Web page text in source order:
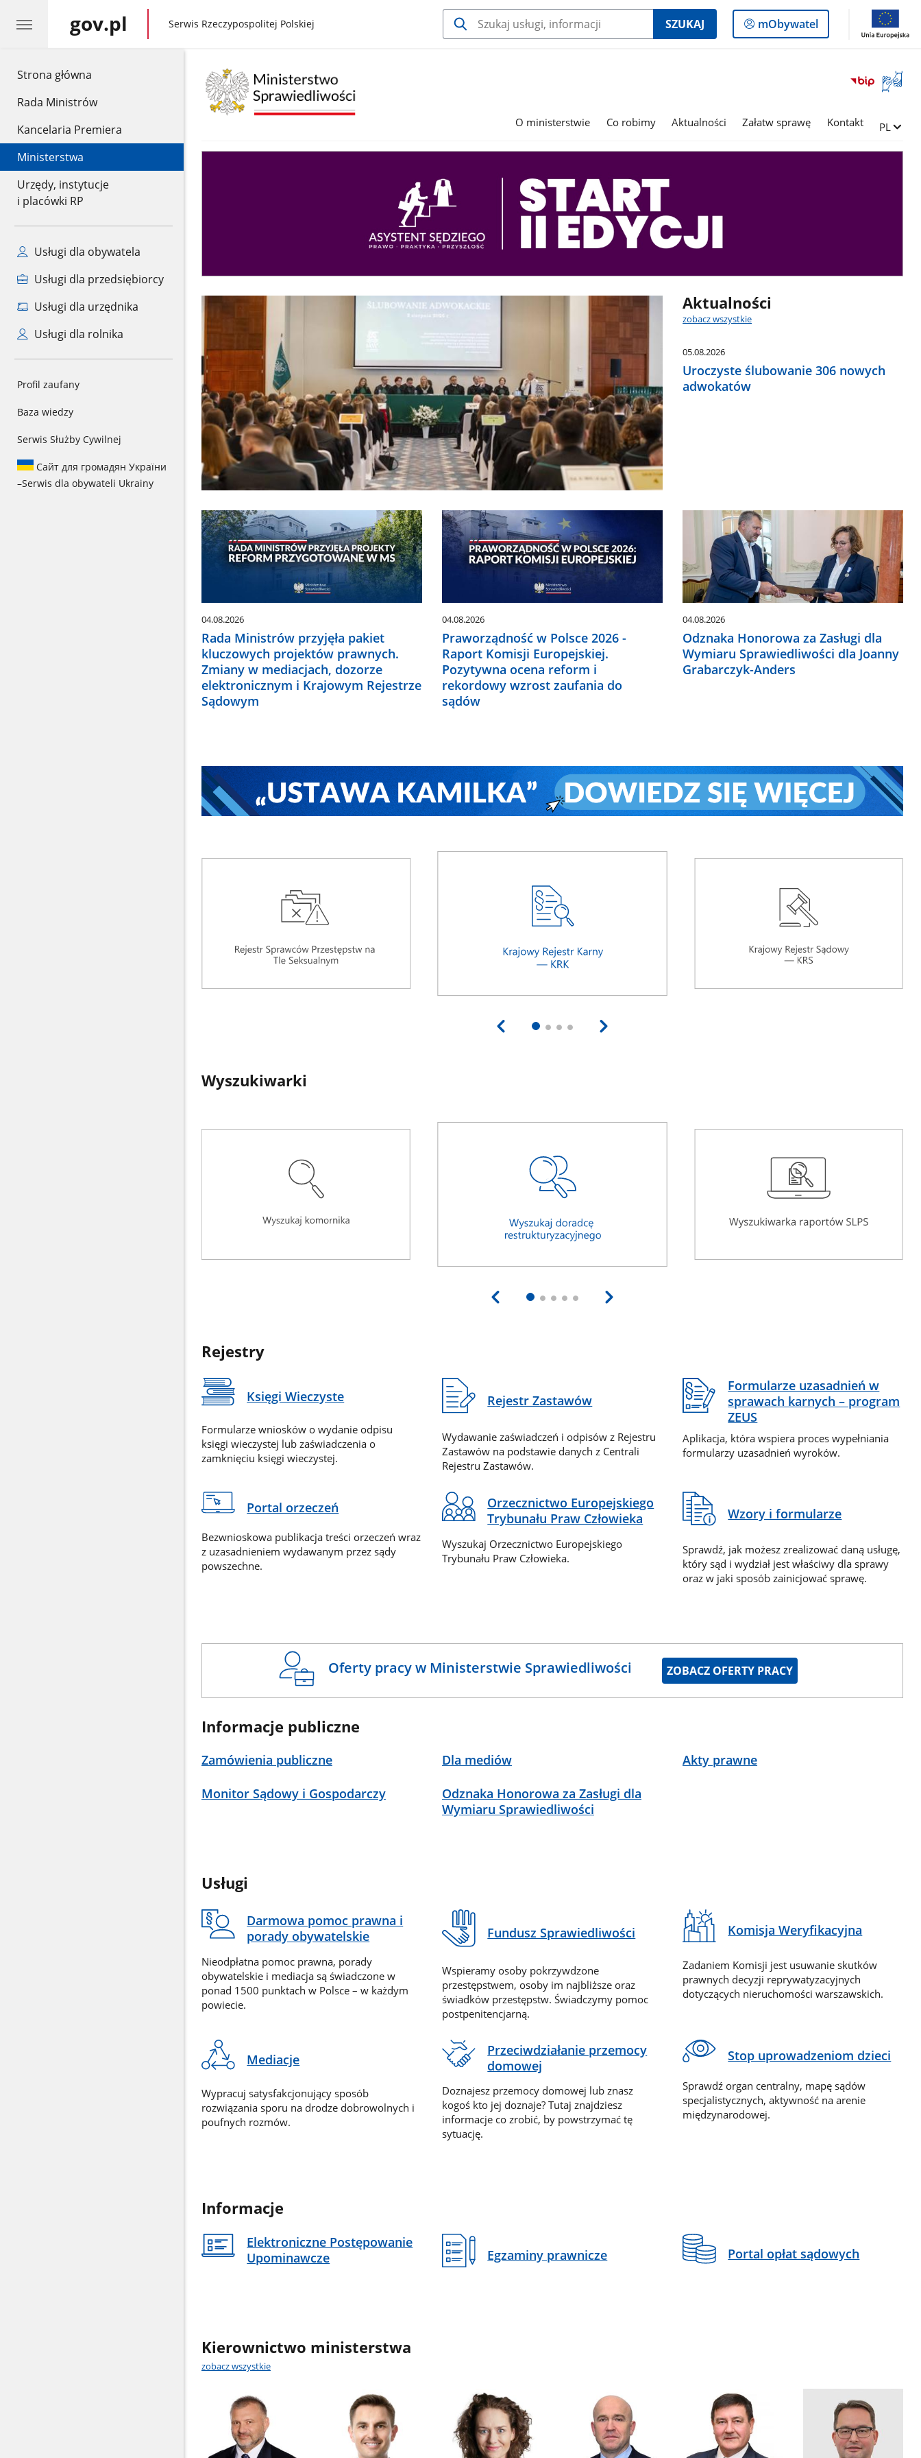
Strona główna
Rada Ministrów
Kancelaria Premiera
Ministerstwa
Urzędy, instytucje
i placówki RP
Usługi dla obywatela
Usługi dla przedsiębiorcy
Usługi dla urzędnika
Usługi dla rolnika
Profil zaufany
Baza wiedzy
Serwis Służby Cywilnej
Сайт для громадян України
–Serwis dla obywateli Ukrainy
gov.pl gov.pl
Serwis Rzeczypospolitej Polskiej SZUKAJ
Logowanie
do
mObywatel
Otwórz
okno
języka
O ministerstwie Co robimy Aktualności Załatw sprawę Kontakt Zmień
PL
Aktualności
zobacz wszystkie
05.08.2026
Uroczyste ślubowanie 306 nowych
adwokatów
04.08.2026
Rada Ministrów przyjęła pakiet
kluczowych projektów prawnych.
Zmiany w mediacjach, dozorze
elektronicznym i Krajowym Rejestrze
Sądowym
04.08.2026
Praworządność w Polsce 2026 -
Raport Komisji Europejskiej.
Pozytywna ocena reform i
rekordowy wzrost zaufania do
sądów
04.08.2026
Odznaka Honorowa za Zasługi dla
Wymiaru Sprawiedliwości dla Joanny
Grabarczyk-Anders
Wyszukiwarki
Rejestry
Księgi Wieczyste
Formularze wniosków o wydanie odpisu
księgi wieczystej lub zaświadczenia o
zamknięciu księgi wieczystej.
Rejestr Zastawów
Wydawanie zaświadczeń i odpisów z Rejestru
Zastawów na podstawie danych z Centrali
Rejestru Zastawów.
Formularze uzasadnień w
sprawach karnych – program
ZEUS
Aplikacja, która wspiera proces wypełniania
formularzy uzasadnień wyroków.
Portal orzeczeń
Bezwnioskowa publikacja treści orzeczeń wraz
z uzasadnieniem wydawanym przez sądy
powszechne.
Orzecznictwo Europejskiego
Trybunału Praw Człowieka
Wyszukaj Orzecznictwo Europejskiego
Trybunału Praw Człowieka.
Wzory i formularze
Sprawdź, jak możesz zrealizować daną usługę,
który sąd i wydział jest właściwy dla sprawy
oraz w jaki sposób zainicjować sprawę.
Oferty pracy w Ministerstwie Sprawiedliwości ZOBACZ OFERTY PRACY
Informacje publiczne
Zamówienia publiczne Dla mediów Akty prawne
Monitor Sądowy i Gospodarczy
Odznaka Honorowa za Zasługi dla
Wymiaru Sprawiedliwości
Usługi
Darmowa pomoc prawna i
porady obywatelskie
Nieodpłatna pomoc prawna, porady
obywatelskie i mediacja są świadczone w
ponad 1500 punktach w Polsce – w każdym
powiecie.
Fundusz Sprawiedliwości
Wspieramy osoby pokrzywdzone
przestępstwem, osoby im najbliższe oraz
świadków przestępstw. Świadczymy pomoc
postpenitencjarną.
Komisja Weryfikacyjna
Zadaniem Komisji jest usuwanie skutków
prawnych decyzji reprywatyzacyjnych
dotyczących nieruchomości warszawskich.
Mediacje
Wypracuj satysfakcjonujący sposób
rozwiązania sporu na drodze dobrowolnych i
poufnych rozmów.
Przeciwdziałanie przemocy
domowej
Doznajesz przemocy domowej lub znasz
kogoś kto jej doznaje? Tutaj znajdziesz
informacje co zrobić, by powstrzymać tę
sytuację.
Stop uprowadzeniom dzieci
Sprawdź organ centralny, mapę sądów
specjalistycznych, aktywność na arenie
międzynarodowej.
Informacje
Elektroniczne Postępowanie
Upominawcze
Egzaminy prawnicze Portal opłat sądowych
Kierownictwo ministerstwa
zobacz wszystkie